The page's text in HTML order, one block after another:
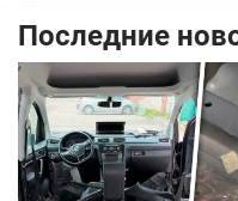
Последние